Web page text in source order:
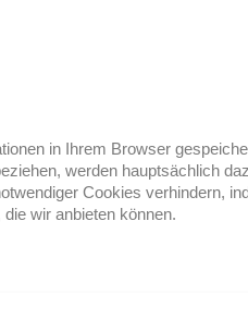
in Ihrem Browser
werden hauptsächlich
Cookies verhindern,
wir anbieten können.